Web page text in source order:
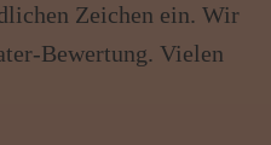
Zeichen ein. Wir
Bewertung. Vielen